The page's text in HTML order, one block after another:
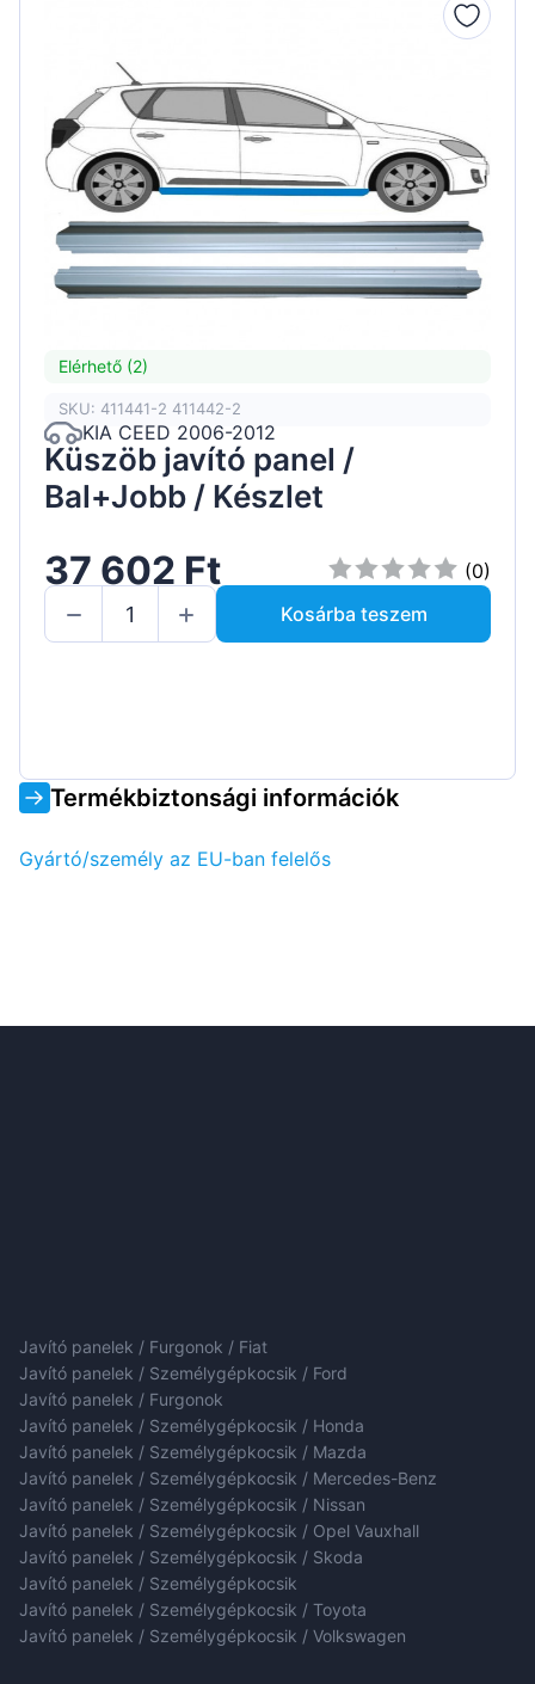
Elérhető (2)
SKU: 411441-2 411442-2
KIA CEED 2006-2012
Küszöb javító panel /
Bal+Jobb / Készlet
37 602 Ft
(0)
Kosárba teszem
Termékbiztonsági információk
Gyártó/személy az EU-ban felelős
Javító panelek / Furgonok / Fiat
Javító panelek / Személygépkocsik / Ford
Javító panelek / Furgonok
Javító panelek / Személygépkocsik / Honda
Javító panelek / Személygépkocsik / Mazda
Javító panelek / Személygépkocsik / Mercedes-Benz
Javító panelek / Személygépkocsik / Nissan
Javító panelek / Személygépkocsik / Opel Vauxhall
Javító panelek / Személygépkocsik / Skoda
Javító panelek / Személygépkocsik
Javító panelek / Személygépkocsik / Toyota
Javító panelek / Személygépkocsik / Volkswagen